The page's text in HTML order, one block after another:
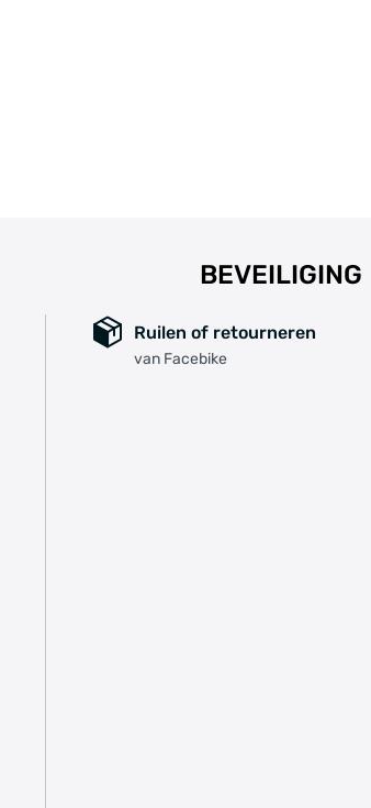
BEVEILIGING
Ruilen of retourneren
van Facebike